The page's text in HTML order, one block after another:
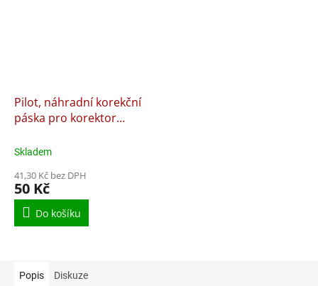
Pilot, náhradní korekční
páska pro korektor
Skladem
41,30 Kč bez DPH
50 Kč
Do košíku
Popis Diskuze